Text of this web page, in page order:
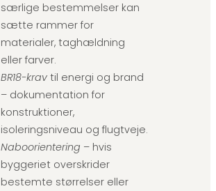
særlige bestemmelser kan
sætte rammer for
materialer, taghældning
eller farver.
BR18-krav til energi og brand
– dokumentation for
konstruktioner,
isoleringsniveau og flugtveje.
Naboorientering – hvis
byggeriet overskrider
bestemte størrelser eller